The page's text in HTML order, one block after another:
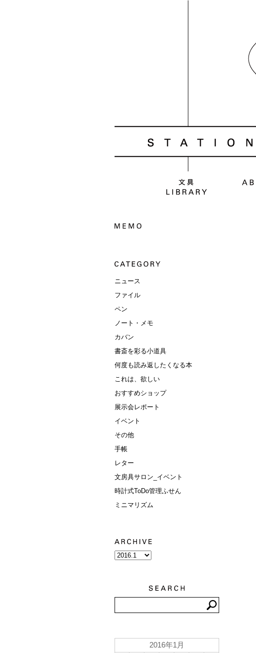
ニュース
ファイル
ペン
ノート・メモ
カバン
書斎を彩る小道具
何度も読み返したくなる本
これは、欲しい
おすすめショップ
展示会レポート
イベント
その他
手帳
レター
文房具サロン_イベント
時計式ToDo管理ふせん
ミニマリズム
2016年1月